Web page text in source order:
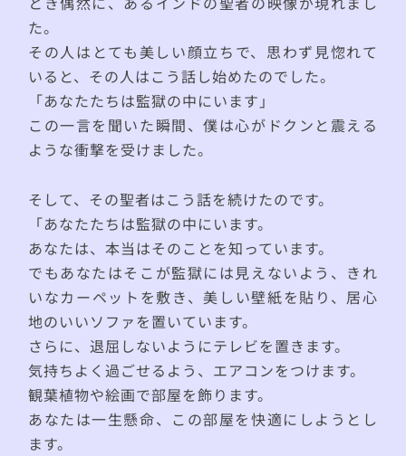
た。
その人はとても美しい顔立ちで、思わず見惚れて
いると、その人はこう話し始めたのでした。
「あなたたちは監獄の中にいます」
この一言を聞いた瞬間、僕は心がドクンと震える
ような衝撃を受けました。
そして、その聖者はこう話を続けたのです。
「あなたたちは監獄の中にいます。
あなたは、本当はそのことを知っています。
でもあなたはそこが監獄には見えないよう、きれ
いなカーペットを敷き、美しい壁紙を貼り、居心
地のいいソファを置いています。
さらに、退屈しないようにテレビを置きます。
気持ちよく過ごせるよう、エアコンをつけます。
観葉植物や絵画で部屋を飾ります。
あなたは一生懸命、この部屋を快適にしようとし
ます。